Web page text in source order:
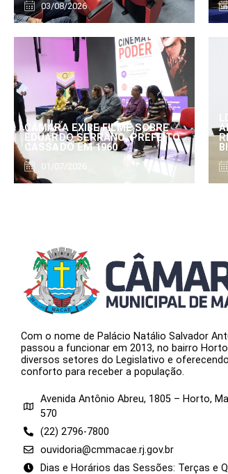
03/08/2026
CÂMARA EXIBE FILME SOBRE
EDUARDO SERRANO, PREFEITO
CASSADO EM 1960
01/07/2026
BI
Com o nome de Palácio Natálio Salvador
passou a funcionar em 2013, no bairro
diversos setores do Legislativo e
conforto para receber a população.
Avenida Antônio Abreu, 1805 – Horto,
570
(22) 2796-7800
ouvidoria@cmmacae.rj.gov.br
Dias e Horários das Sessões: Terças e